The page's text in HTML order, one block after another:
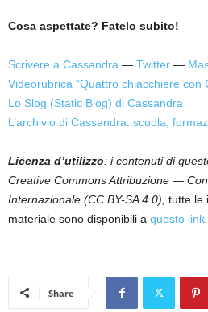
Cosa aspettate? Fatelo subito!
Scrivere a Cassandra — Twitter —
Videorubrica “Quattro chiacchiere con
Lo Slog (Static Blog) di Cassandra
L’archivio di Cassandra: scuola,
Licenza d’utilizzo: i contenuti di
Creative Commons Attribuzione —
Internazionale (CC BY-SA 4.0), tutte le
materiale sono disponibili a questo link
Share